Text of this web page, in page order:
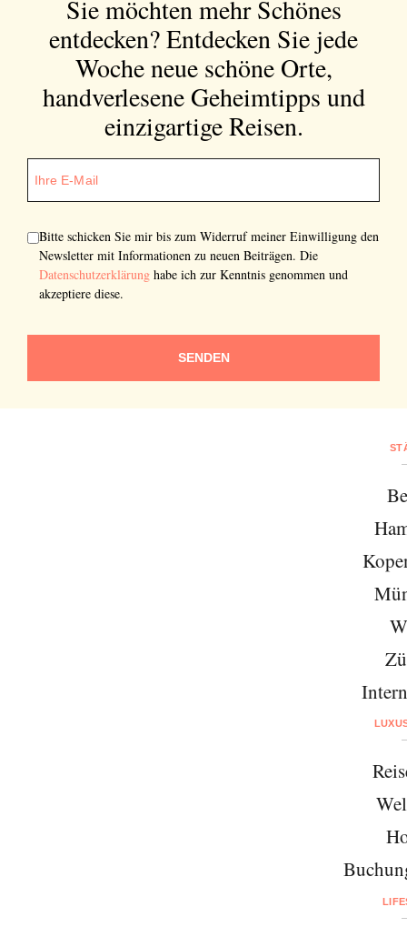
Sie möchten mehr Schönes
entdecken?Entdecken Sie jede
Woche neue schöne Orte,
handverlesene Geheimtipps und
einzigartige Reisen.
Bitte schicken Sie mir bis zum Widerruf meiner Einwilligung den
Newsletter mit Informationen zu neuen Beiträgen. Die
Datenschutzerklärung habe ich zur Kenntnis genommen und
akzeptiere diese.
SENDEN